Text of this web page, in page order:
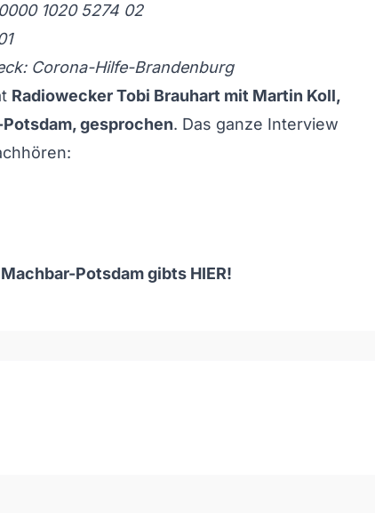
1020 5274 02
Corona-Hilfe-Brandenburg
Radiowecker Tobi Brauhart mit Martin Koll,
gesprochen. Das ganze Interview
Potsdam gibts HIER!